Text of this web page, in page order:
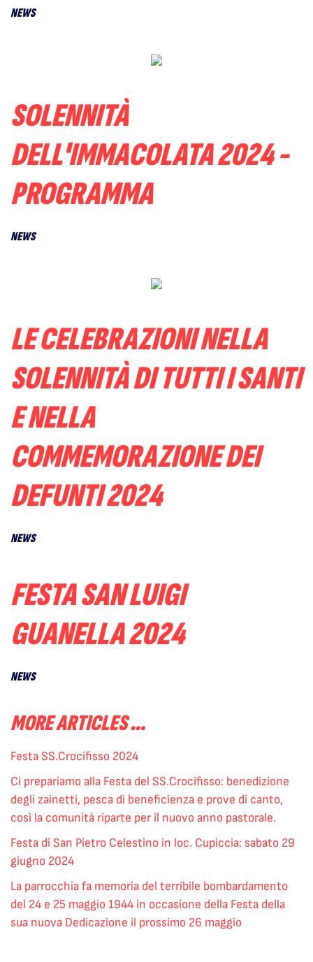
NEWS
SOLENNITÀ
DELL'IMMACOLATA 2024 -
PROGRAMMA
NEWS
LE CELEBRAZIONI NELLA
SOLENNITÀ DI TUTTI I SANTI
E NELLA
COMMEMORAZIONE DEI
DEFUNTI 2024
NEWS
FESTA SAN LUIGI
GUANELLA 2024
NEWS
MORE ARTICLES …
Festa SS.Crocifisso 2024
Ci prepariamo alla Festa del SS.Crocifisso: benedizione
degli zainetti, pesca di beneficienza e prove di canto,
così la comunità riparte per il nuovo anno pastorale.
Festa di San Pietro Celestino in loc. Cupiccia: sabato 29
giugno 2024
La parrocchia fa memoria del terribile bombardamento
del 24 e 25 maggio 1944 in occasione della Festa della
sua nuova Dedicazione il prossimo 26 maggio